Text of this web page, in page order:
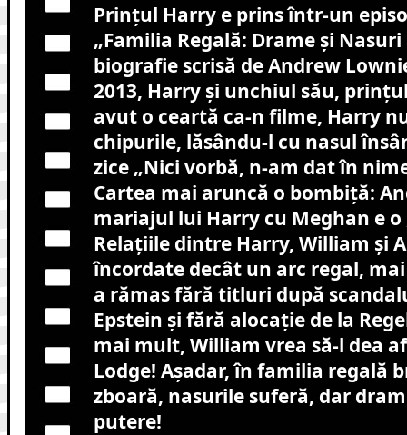
Prințul Harry e prins într-un
„Familia Regală: Drame și Nasuri
biografie scrisă de Andrew
2013, Harry și unchiul său,
avut o ceartă ca-n filme, Harry
chipurile, lăsându-l cu nasul
zice „Nici vorbă, n-am dat în
Cartea mai aruncă o bombiță:
mariajul lui Harry cu Meghan e o
Relațiile dintre Harry, William și
încordate decât un arc regal,
a rămas fără titluri după
Epstein și fără alocație de la
mai mult, William vrea să-l dea
Lodge! Așadar, în familia regală
zboară, nasurile suferă, dar
putere!